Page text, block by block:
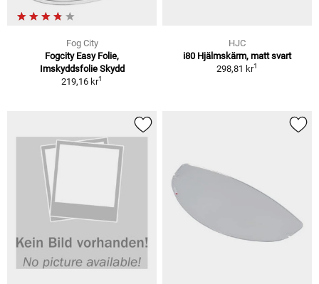
Fog City
Fogcity Easy Folie,
Imskyddsfolie Skydd
219,16 kr1
HJC
i80 Hjälmskärm, matt svart
298,81 kr1